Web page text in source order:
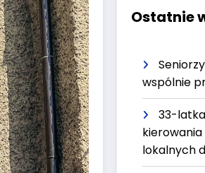
Ostatnie
wspólnie
33-
lokalnych